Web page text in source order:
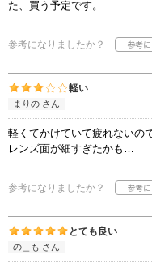
た、買う予定です。
参考になりましたか？
軽い
まりの さん
軽くてかけていて疲れないの
レンズ面が細すぎたかも…
参考になりましたか？
とても良い
の＿も さん